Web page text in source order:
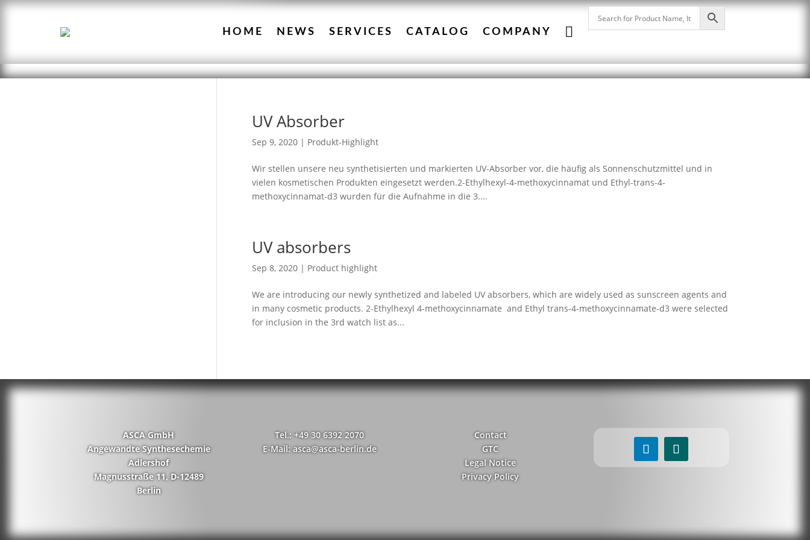
HOME NEWS SERVICES CATALOG COMPANY 
UV Absorber
Sep 9, 2020| Produkt-Highlight
Wir stellen unsere neu synthetisierten und markierten UV-Absorber vor, die häufig als Sonnenschutzmittel und in
vielen kosmetischen Produkten eingesetzt werden.2-Ethylhexyl-4-methoxycinnamat und Ethyl-trans-4-
methoxycinnamat-d3 wurden für die Aufnahme in die 3....
UV absorbers
Sep 8, 2020| Product highlight
We are introducing our newly synthetized and labeled UV absorbers, which are widely used as sunscreen agents and
in many cosmetic products. 2-Ethylhexyl 4-methoxycinnamate and Ethyl trans-4-methoxycinnamate-d3 were selected
for inclusion in the 3rd watch list as...
ASCA GmbH
Angewandte Synthesechemie
Adlershof
Magnusstraße 11, D-12489
Berlin
Tel.: +49 30 6392 2070
E-Mail: asca@asca-berlin.de
Contact
GTC
Legal Notice
Privacy Policy